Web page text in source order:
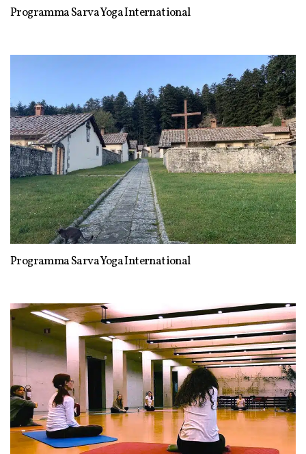
Programma Sarva Yoga International
Programma Sarva Yoga International